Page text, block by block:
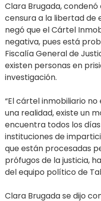
Clara Brugada,
censura a la libertad de
negó que el Cártel
negativa, pues está
Fiscalía General de
existen personas en
investigación.
“El cártel inmobiliario
una realidad, existe un
encuentra todos los
instituciones de
que están procesadas
prófugos de la justicia,
del equipo político de
Clara Brugada se dijo